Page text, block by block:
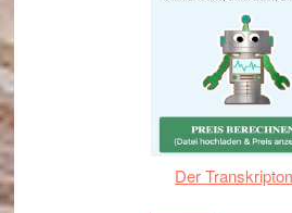
Der